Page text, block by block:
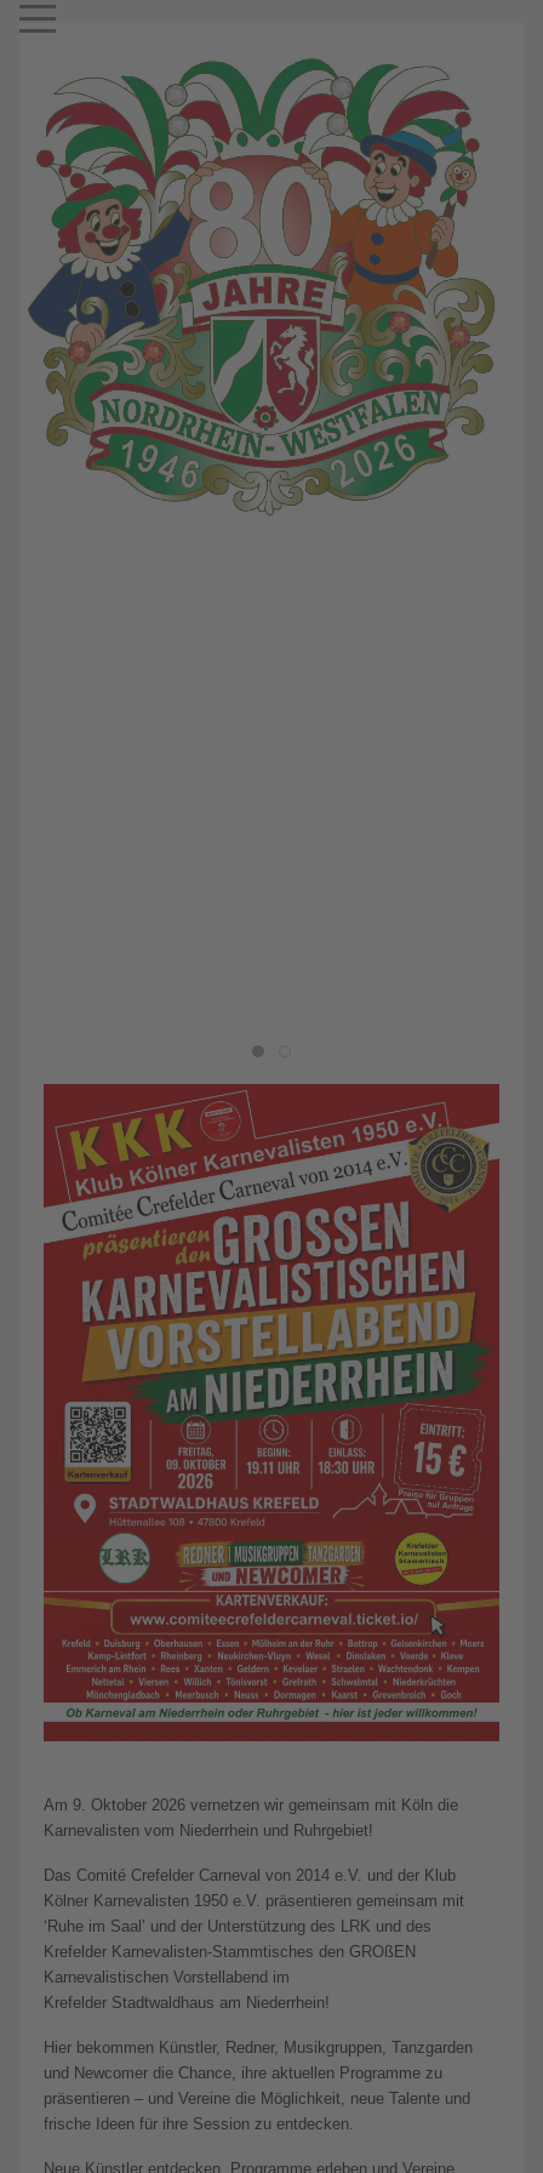
Mobile Menu Toggle
Am 9. Oktober 2026 vernetzen wir gemeinsam mit Köln die
Karnevalisten vom Niederrhein und Ruhrgebiet!
Das Comité Crefelder Carneval von 2014 e.V. und der Klub
Kölner Karnevalisten 1950 e.V. präsentieren gemeinsam mit
‘Ruhe im Saal’ und der Unterstützung des LRK und des
Krefelder Karnevalisten-Stammtisches den GROßEN
Karnevalistischen Vorstellabend im
Krefelder Stadtwaldhaus am Niederrhein!
Hier bekommen Künstler, Redner, Musikgruppen, Tanzgarden
und Newcomer die Chance, ihre aktuellen Programme zu
präsentieren – und Vereine die Möglichkeit, neue Talente und
frische Ideen für ihre Session zu entdecken.
Neue Künstler entdecken, Programme erleben und Vereine